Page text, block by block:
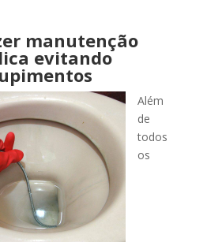
manutenção
evitando
Além
de
todos
os